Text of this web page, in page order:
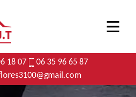
18 07
06 35 96 65 87